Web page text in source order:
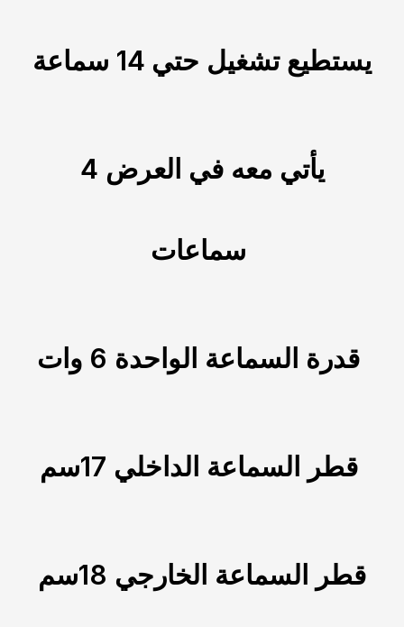
يستطيع تشغيل حتي 14 سماعة
يأتي معه في العرض 4
قطر السماعة الداخلي 17سم
قطر السماعة الخارجي 18سم